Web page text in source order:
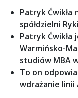
Patryk Ćwikła
spółdzielni
Patryk
Warmińsko-
studiów MBA
To on
wdrażanie linii